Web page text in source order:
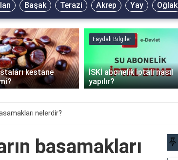
Başak Terazi Akrep Yay Oğlak
kestane
Faydalı Bilgiler
İSKİ abonelik iptali nasıl
yapılır?
nelerdir?
basamakları